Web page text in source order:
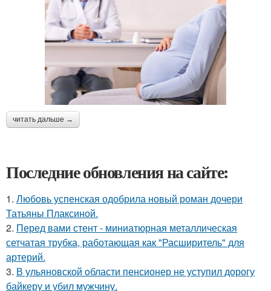
читать дальше →
Последние обновления на сайте:
1. Любовь успенская одобрила новый роман дочери
Татьяны Плаксиной.
2. Перед вами стент - миниатюрная металлическая
сетчатая трубка, работающая как "Расширитель" для
артерий.
3. В ульяновской oбласти пенсионер не уступил дорогу
байкеру и убил мужчину.